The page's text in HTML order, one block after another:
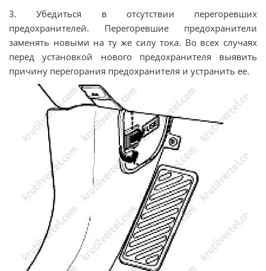
3. Убедиться в отсутствии перегоревших
предохранителей. Перегоревшие предохранители
заменять новыми на ту же силу тока. Во всех случаях
перед установкой нового предохранителя выявить
причину перегорания предохранителя и устранить ее.